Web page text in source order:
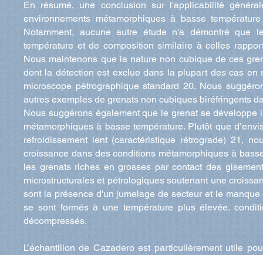
En résumé, une conclusion sur l'applicabilité
environnements métamorphiques à basse
Notamment, aucune autre étude n'a démontré que
température et de composition similaire à celles
Nous maintenons que la nature non cubique de ces
dont la détection est exclue dans la plupart des cas
microscope pétrographique standard 20. Nous
autres exemples de grenats non cubiques biréfringents
Nous suggérons également que le grenat se
métamorphiques à basse température. Plutôt que
refroidissement lent (caractéristique rétrograde) 21,
croissance dans des conditions métamorphiques à
les grenats riches en grosses par contact des
microstructurales et pétrologiques soutenant une
sont la présence d'un jumelage de secteur et le
se sont formés à une température plus élevée.
décompressés.
L’échantillon de Cazadero est particulièrement utile